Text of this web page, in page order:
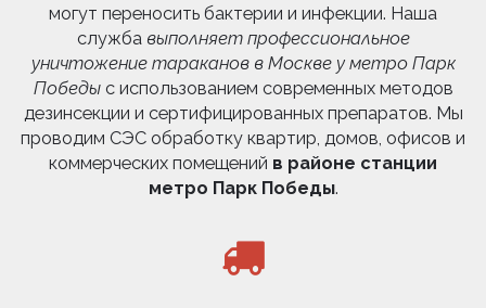
могут переносить бактерии и инфекции. Наша
служба выполняет профессиональное
уничтожение тараканов в Москве у метро Парк
Победыс использованием современных методов
дезинсекции и сертифицированных препаратов. Мы
проводим СЭС обработку квартир, домов, офисов и
коммерческих помещений в районе станции
метро Парк Победы.